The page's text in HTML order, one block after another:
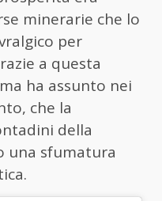
minerarie che lo
per
a questa
ha assunto nei
che la
della
una sfumatura